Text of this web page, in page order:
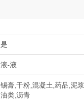
是
液-液
锡膏,干粉,混凝土,药品,泥
油类,沥青